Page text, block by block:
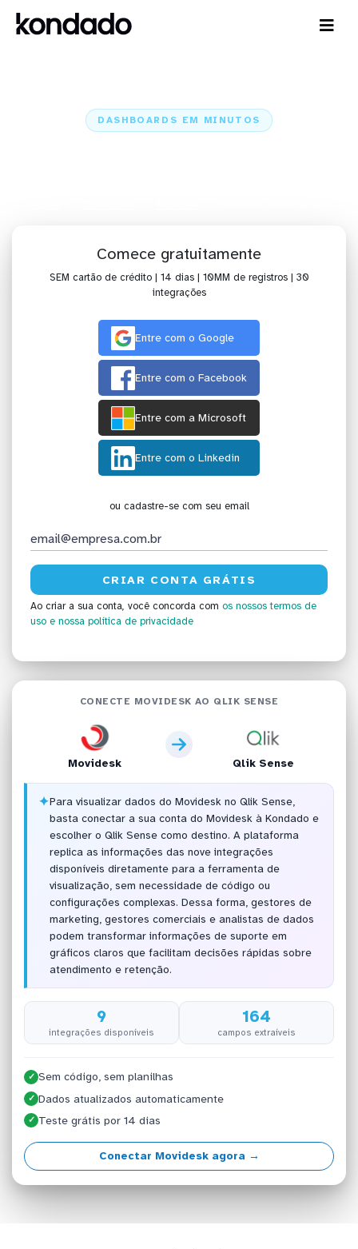
DASHBOARDS EM MINUTOS
Comece gratuitamente
SEM cartão de crédito | 14 dias | 10MM de registros | 30
integrações
Entre com o Google
Entre com o Facebook
Entre com a Microsoft
Entre com o Linkedin
ou cadastre-se com seu email
Ao criar a sua conta, você concorda com os nossos termos de
uso e nossa política de privacidade
CONECTE MOVIDESK AO QLIK SENSE
Movidesk Qlik Sense
✦Para visualizar dados do Movidesk no Qlik Sense,
basta conectar a sua conta do Movidesk à Kondado e
escolher o Qlik Sense como destino. A plataforma
replica as informações das nove integrações
disponíveis diretamente para a ferramenta de
visualização, sem necessidade de código ou
configurações complexas. Dessa forma, gestores de
marketing, gestores comerciais e analistas de dados
podem transformar informações de suporte em
gráficos claros que facilitam decisões rápidas sobre
atendimento e retenção.
9
integrações disponíveis
164
campos extraíveis
✓ Sem código, sem planilhas
✓ Dados atualizados automaticamente
✓ Teste grátis por 14 dias
Conectar Movidesk agora →